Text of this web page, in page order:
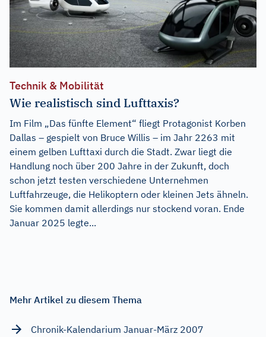
Technik & Mobilität
Wie realistisch sind Lufttaxis?
Im Film „Das fünfte Element“ fliegt Protagonist Korben
Dallas – gespielt von Bruce Willis – im Jahr 2263 mit
einem gelben Lufttaxi durch die Stadt. Zwar liegt die
Handlung noch über 200 Jahre in der Zukunft, doch
schon jetzt testen verschiedene Unternehmen
Luftfahrzeuge, die Helikoptern oder kleinen Jets ähneln.
Sie kommen damit allerdings nur stockend voran. Ende
Januar 2025 legte...
Mehr Artikel zu diesem Thema
Chronik-Kalendarium Januar-März 2007